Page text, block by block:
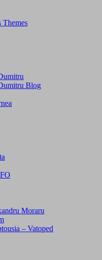
Themes
Blog
Moraru
– Vatoped